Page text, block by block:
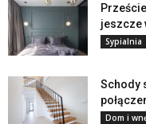
jeszcze
Sypialnia
Schody
Dom i